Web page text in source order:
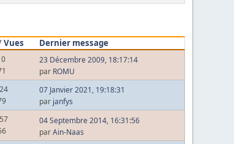
Vues
Dernier message
23 Décembre 2009, 18:17:14
par ROMU
07 Janvier 2021, 19:18:31
par janfys
04 Septembre 2014, 16:31:56
parAin-Naas